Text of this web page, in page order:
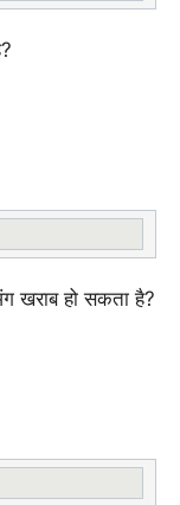
खराब हो सकता है?